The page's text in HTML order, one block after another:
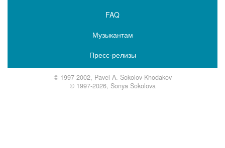
FAQ
Музыкантам
Пресс-релизы
© 1997-2002, Pavel A. Sokolov-Khodakov
© 1997-2026, Sonya Sokolova